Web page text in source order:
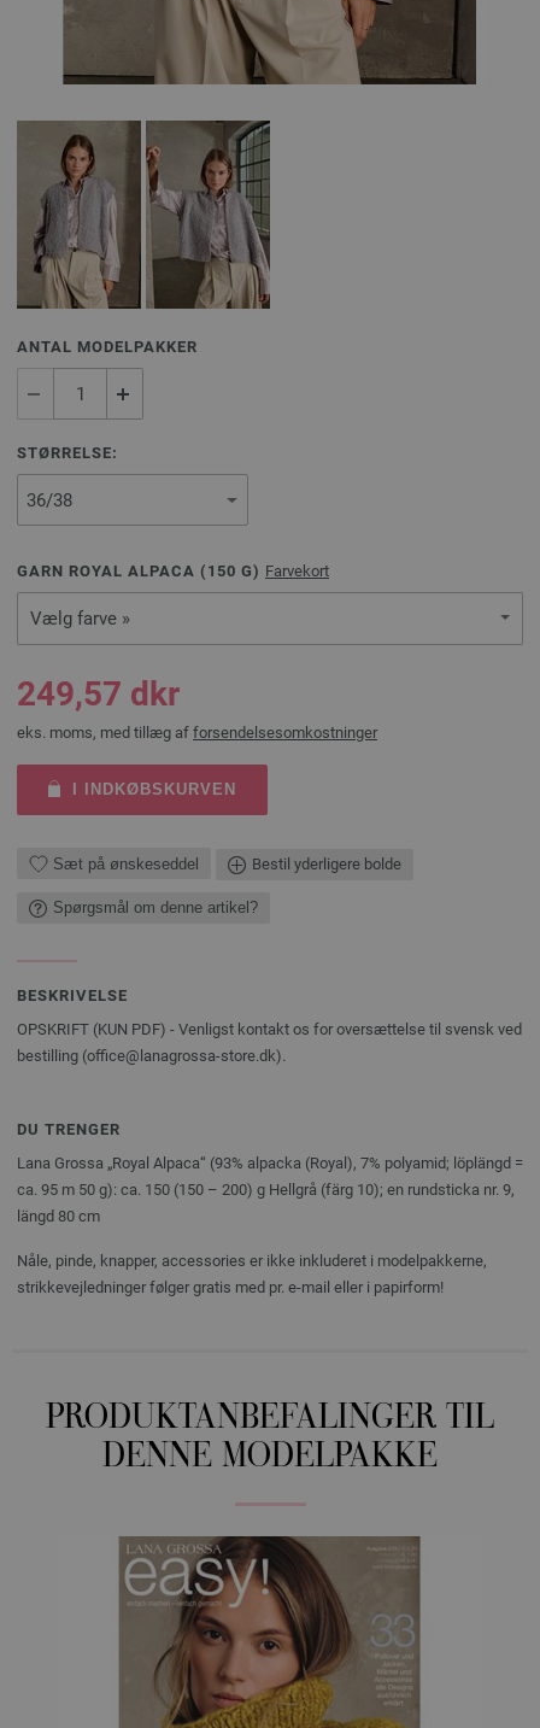
ANTAL MODELPAKKER
STØRRELSE:
GARN ROYAL ALPACA ( 150 G) Farvekort
Vælg farve »
249,57 dkr
eks. moms, med tillæg af forsendelsesomkostninger
I INDKØBSKURVEN
Sæt på ønskeseddel Bestil yderligere bolde
Spørgsmål om denne artikel?
BESKRIVELSE
OPSKRIFT (KUN PDF) - Venligst kontakt os for oversættelse til svensk ved
bestilling (office@lanagrossa-store.dk).
DU TRENGER
Lana Grossa „Royal Alpaca“ (93% alpacka (Royal), 7% polyamid; löplängd =
ca. 95 m 50 g): ca. 150 (150 – 200) g Hellgrå (färg 10); en rundsticka nr. 9,
längd 80 cm
Nåle, pinde, knapper, accessories er ikke inkluderet i modelpakkerne,
strikkevejledninger følger gratis med pr. e-mail eller i papirform!
PRODUKTANBEFALINGER TIL
DENNE MODELPAKKE